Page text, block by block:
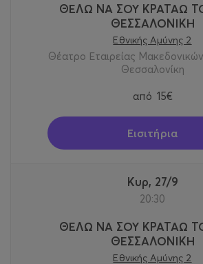
ΘΕΛΩ ΝΑ ΣΟΥ ΚΡΑΤΑΩ
ΘΕΣΣΑΛΟΝΙΚΗ
Εθνικής Αμύνης 2
Θέατρο Εταιρείας
Θεσσαλονίκη
από 15€
Εισιτήρια
Κυρ, 27/9
20:30
ΘΕΛΩ ΝΑ ΣΟΥ ΚΡΑΤΑΩ
ΘΕΣΣΑΛΟΝΙΚΗ
Εθνικής Αμύνης 2